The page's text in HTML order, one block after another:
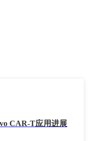
CAR-T应用进展